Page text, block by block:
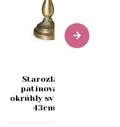
Starozlatý
patinovaný
okrúhly svietnik
43cm